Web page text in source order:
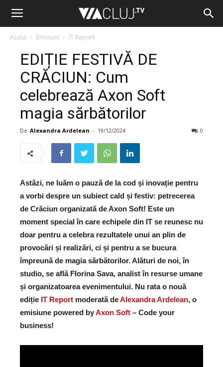
Acasă Emisiuni IT Report
EDIȚIE FESTIVĂ DE
CRĂCIUN: Cum
celebrează Axon Soft
magia sărbătorilor
De Alexandra Ardelean - 19/12/2024 0
Astăzi, ne luăm o pauză de la cod și inovație pentru
a vorbi despre un subiect cald și festiv: petrecerea
de Crăciun organizată de Axon Soft! Este un
moment special în care echipele din IT se reunesc nu
doar pentru a celebra rezultatele unui an plin de
provocări și realizări, ci și pentru a se bucura
împreună de magia sărbătorilor. Alături de noi, în
studio, se află Florina Sava, analist în resurse umane
și organizatoarea evenimentului. Nu rata o nouă
ediție IT Report moderată deAlexandra Ardelean, o
emisiune powered byAxon Soft – Code your
business!